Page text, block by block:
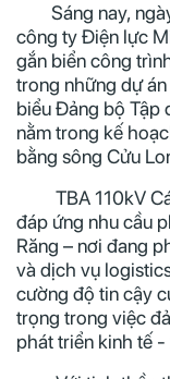
Sáng nay, ngày
công ty Điện lực
gắn biển công
trong những dự
biểu Đảng bộ Tập
nằm trong kế
bằng sông Cửu
TBA 110kV Cái
đáp ứng nhu cầu
Răng – nơi đang
và dịch vụ
cường độ tin cậy
trọng trong việc
phát triển kinh tế